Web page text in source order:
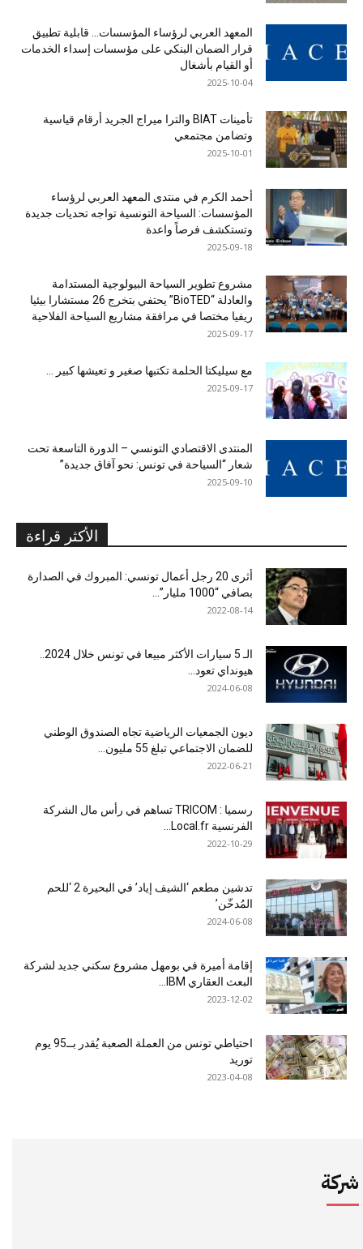
المعهد العربي لرؤساء المؤسسات… قابلية تطبيق
قرار الضمان البنكي على مؤسسات إسداء الخدمات
أو القيام بأشغال
2025-10-04
تأمينات BIAT والترا ميراج الجريد أرقام قياسية
وتضامن مجتمعي
2025-10-01
أحمد الكرم في منتدى المعهد العربي لرؤساء
المؤسسات: السياحة التونسية تواجه تحديات جديدة
وتستكشف فرصاً واعدة
2025-09-18
مشروع تطوير السياحة البيولوجية المستدامة
والعادلة “BioTED” يحتفي بتخرج 26 مستشارا بيئيا
ريفيا مختصا في مرافقة مشاريع السياحة الفلاحية
2025-09-17
مع سيليكتا الحلمة تكتبها صغير و تعيشها كبير …
2025-09-17
المنتدى الاقتصادي التونسي – الدورة التاسعة تحت
شعار “السياحة في تونس: نحو آفاق جديدة”
2025-09-10
الأكثر قراءة
أثرى 20 رجل أعمال تونسي: المبروك في الصدارة
بصافي “1000 مليار”...
2022-08-14
هيونداي تعود...
2024-06-08
ديون الجمعيات الرياضية تجاه الصندوق الوطني
للضمان الاجتماعي تبلغ 55 مليون...
2022-06-21
رسميا : TRICOM تساهم في رأس مال الشركة
الفرنسية Local.fr...
2022-10-29
تدشين مطعم ‘الشيف إياد’ في البحيرة 2 ‘للحم
المُدخّن’
2024-06-08
إقامة أميرة في بومهل مشروع سكني جديد لشركة
البعث العقاري IBM...
2023-12-02
احتياطي تونس من العملة الصعبة يُقدر بــ95 يوم
توريد
2023-04-08
شركة